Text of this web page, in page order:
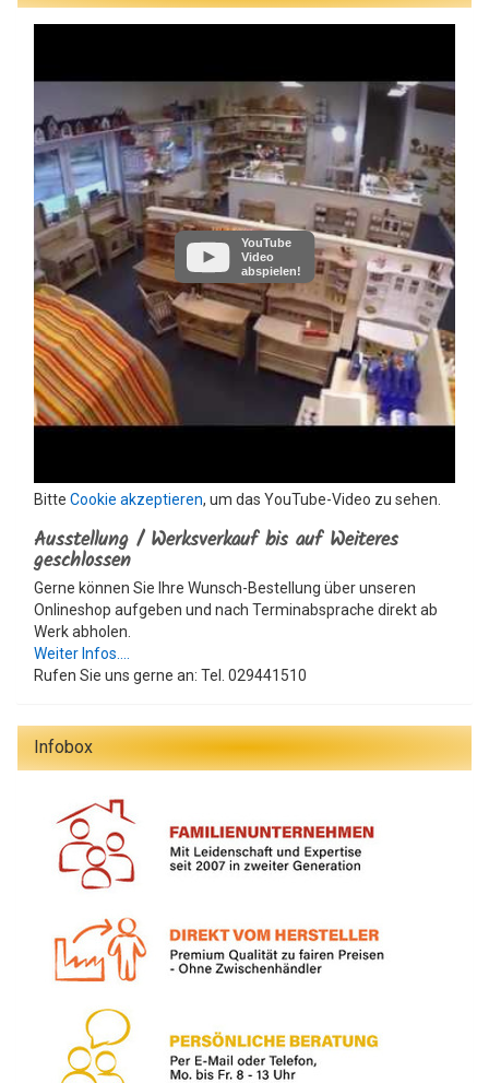
YouTube
Video
abspielen!
Bitte Cookie akzeptieren, um das YouTube-Video zu sehen.
Ausstellung / Werksverkauf bis auf Weiteres
geschlossen
Gerne können Sie Ihre Wunsch-Bestellung über unseren
Onlineshop aufgeben und nach Terminabsprache direkt ab
Werk abholen.
Weiter Infos....
Rufen Sie uns gerne an: Tel. 029441510
Infobox